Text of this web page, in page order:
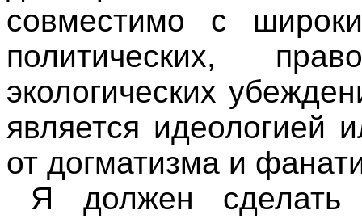
совместимо с
политических,
экологических
является идеологией
от догматизма и
Я должен сделать